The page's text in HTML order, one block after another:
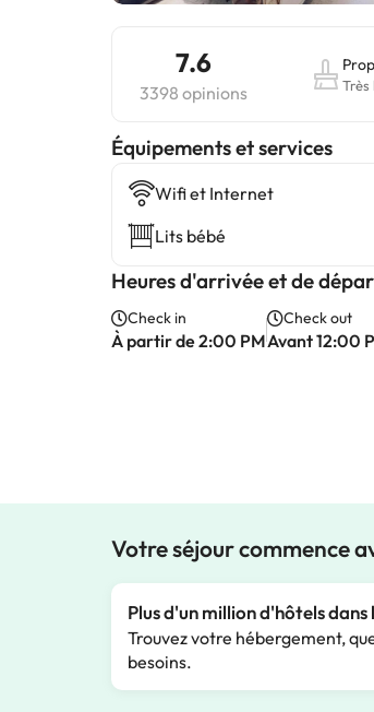
7.6
3398 opinions Très
​Équipements et services
Wifi et Internet
Lits bébé
Heures d'arrivée et de
Check in
À partir de 2:00 PM
Check out
Avant 12:00
Votre séjour commence
Plus d'un million d'hôtels
Trouvez votre hébergement,
besoins.